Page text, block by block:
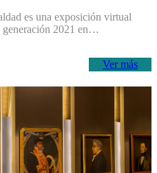
es una exposición virtual
generación 2021 en…
Ver más